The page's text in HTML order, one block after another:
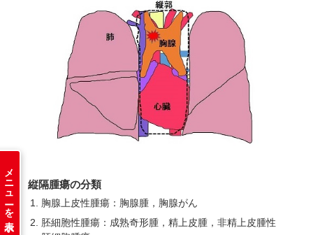
メニューを表示 縦隔腫瘍の分類
胸腺上皮性腫瘍：胸腺腫，胸腺がん
胚細胞性腫瘍：成熟奇形腫，精上皮腫，非精上皮腫性